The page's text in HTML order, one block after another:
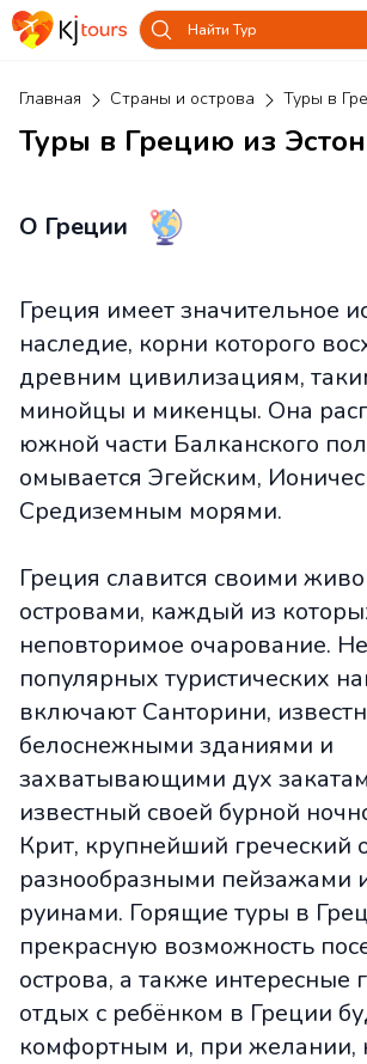
Найти Тур
Главная Страны и острова Туры в
Туры в Грецию из
О Греции
Греция имеет значительное
наследие, корни которого
древним цивилизациям,
минойцы и микенцы. Она
южной части Балканского
омывается Эгейским,
Средиземным морями.
Греция славится своими
островами, каждый из
неповторимое очарование.
популярных туристических
включают Санторини,
белоснежными зданиями и
захватывающими дух
известный своей бурной
Крит, крупнейший греческий
разнообразными пейзажами
руинами. Горящие туры в
прекрасную возможность
острова, а также интересные
отдых с ребёнком в Греции
комфортным и, при желании,